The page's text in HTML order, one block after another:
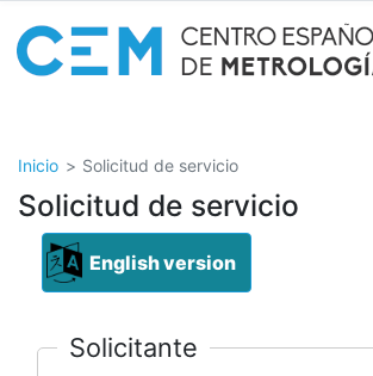
al
contenido
Inicio Solicitud de servicio
Solicitud de servicio
English version
Solicitante